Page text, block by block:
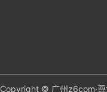
Copyright © 广州z6com·尊